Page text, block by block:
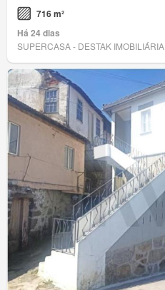
716 m²
Há 24 dias
SUPERCASA - DESTAK IMOBILIÁRIA